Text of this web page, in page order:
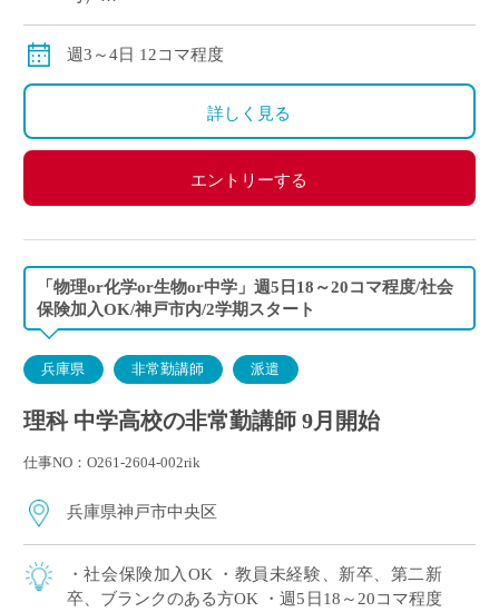
※ご勤務スタート時期によって、初月の給与は日割計
週3～4日 12コマ程度
詳しく見る
エントリーする
「物理or化学or生物or中学」週5日18～20コマ程度/社会
保険加入OK/神戸市内/2学期スタート
兵庫県 非常勤講師 派遣
理科 中学高校の非常勤講師 9月開始
仕事NO：O261-2604-002rik
兵庫県神戸市中央区
・社会保険加入OK ・教員未経験、新卒、第二新
卒、ブランクのある方OK ・週5日18～20コマ程度